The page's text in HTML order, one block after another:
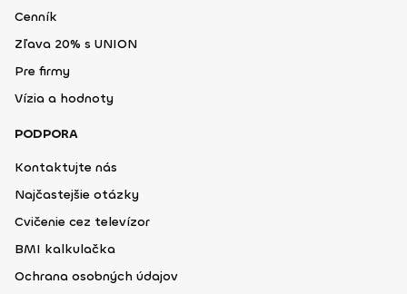
Cenník
Zľava 20% s UNION
Pre firmy
Vízia a hodnoty
PODPORA
Kontaktujte nás
Najčastejšie otázky
Cvičenie cez televízor
BMI kalkulačka
Ochrana osobných údajov